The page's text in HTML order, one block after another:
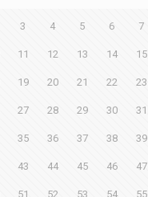
3 4 5 6 7
11 12 13 14 15
19 20 21 22 23
27 28 29 30 31
35 36 37 38 39
43 44 45 46 47
51 52 53 54 55